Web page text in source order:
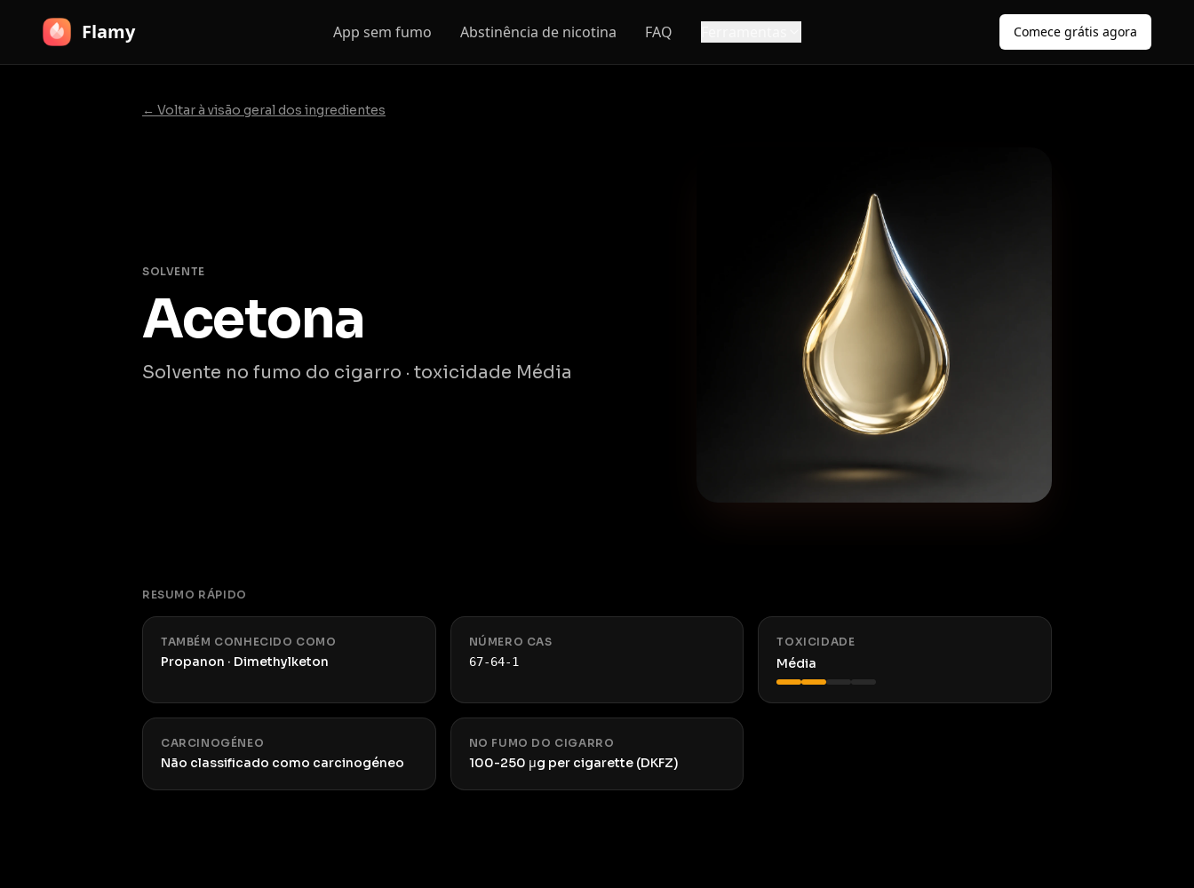
Flamy Comece grátis agora
App sem fumo Abstinência de nicotina FAQ
← Voltar à visão geral dos ingredientes
SOLVENTE
Acetona
Solvente no fumo do cigarro · toxicidade Média
RESUMO RÁPIDO
TAMBÉM CONHECIDO COMO
Propanon · Dimethylketon
NÚMERO CAS
67-64-1
TOXICIDADE
Média
CARCINOGÉNEO
Não classificado como carcinogéneo
NO FUMO DO CIGARRO
100-250 μg per cigarette (DKFZ)